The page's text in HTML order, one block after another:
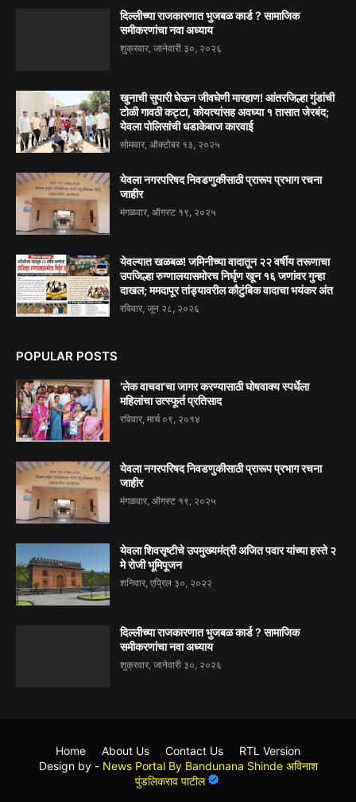
दिल्लीच्या राजकारणात भुजबळ कार्ड ? सामाजिक
समीकरणांचा नवा अध्याय
शुक्रवार, जानेवारी ३०, २०२६
खुनाची सुपारी घेऊन जीवघेणी मारहाण! आंतरजिल्हा गुंडांची
टोळी गावठी कट्टा, कोयत्यांसह अवघ्या १ तासात जेरबंद;
येवला पोलिसांची धडाकेबाज कारवाई
सोमवार, ऑक्टोबर १३, २०२५
येवला नगरपरिषद निवडणुकीसाठी प्रारूप प्रभाग रचना
जाहीर
मंगळवार, ऑगस्ट १९, २०२५
येवल्यात खळबळ! जमिनीच्या वादातून २२ वर्षीय तरूणाचा
उपजिल्हा रुग्णालयासमोरच निर्घृण खून १६ जणांवर गुन्हा
दाखल; ममदापूर तांड्यावरील कौटुंबिक वादाचा भयंकर अंत
रविवार, जून २८, २०२६
POPULAR POSTS
'लेक वाचवा'चा जागर करण्यासाठी घोषवाक्य स्पर्धेला
महिलांचा उत्स्फूर्त प्रतिसाद
रविवार, मार्च ०९, २०१४
येवला नगरपरिषद निवडणुकीसाठी प्रारूप प्रभाग रचना
जाहीर
मंगळवार, ऑगस्ट १९, २०२५
येवला शिवसृष्टीचे उपमुख्यमंत्री अजित पवार यांच्या हस्ते २
मे रोजी भूमिपूजन
शनिवार, एप्रिल ३०, २०२२
दिल्लीच्या राजकारणात भुजबळ कार्ड ? सामाजिक
समीकरणांचा नवा अध्याय
शुक्रवार, जानेवारी ३०, २०२६
Home About Us Contact Us
RTL Version
Design by - News Portal By Bandunana Shinde अविनाश
पुंडलिकराव पाटील